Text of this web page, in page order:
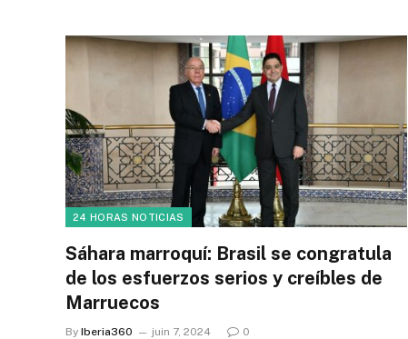
24 HORAS NOTICIAS
Sáhara marroquí: Brasil se congratula
de los esfuerzos serios y creíbles de
Marruecos
By Iberia360 juin 7, 2024 0